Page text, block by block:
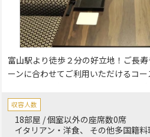
富山駅より徒歩２分の好立地！ご長
ーンに合わせてご利用いただけるコ
ち着いたプライベートな個室空間で周
るりとお過ごしください。
収容人数
18部屋 / 個室以外の座席数0席
イタリアン・洋食
その他多国籍料